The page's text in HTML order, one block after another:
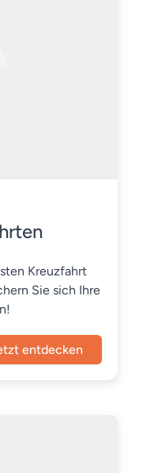
Kreuzfahrt
Sie sich Ihre
entdecken